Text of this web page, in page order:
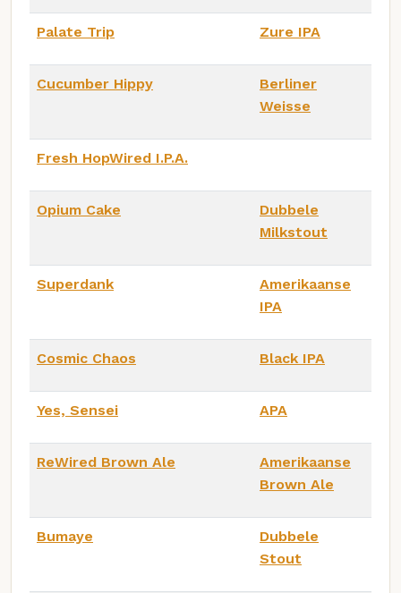
Palate Trip Zure IPA
Cucumber Hippy
Berliner
Weisse
Fresh HopWired I.P.A.
Opium Cake
Dubbele
Milkstout
Superdank
Amerikaanse
IPA
Cosmic Chaos Black IPA
Yes, Sensei APA
ReWired Brown Ale
Amerikaanse
Brown Ale
Bumaye
Dubbele
Stout